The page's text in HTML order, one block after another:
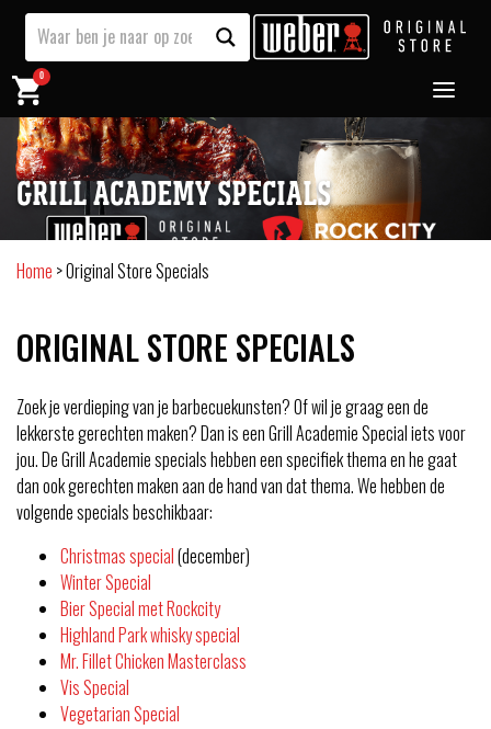
0
GRILL ACADEMY SPECIALS
Home >Original Store Specials
ORIGINAL STORE SPECIALS
Zoek je verdieping van je barbecuekunsten? Of wil je graag een de
lekkerste gerechten maken? Dan is een Grill Academie Special iets voor
jou. De Grill Academie specials hebben een specifiek thema en he gaat
dan ook gerechten maken aan de hand van dat thema. We hebben de
volgende specials beschikbaar:
Christmas special(december)
Winter Special
Bier Special met Rockcity
Highland Park whisky special
Mr. Fillet Chicken Masterclass
Vis Special
Vegetarian Special